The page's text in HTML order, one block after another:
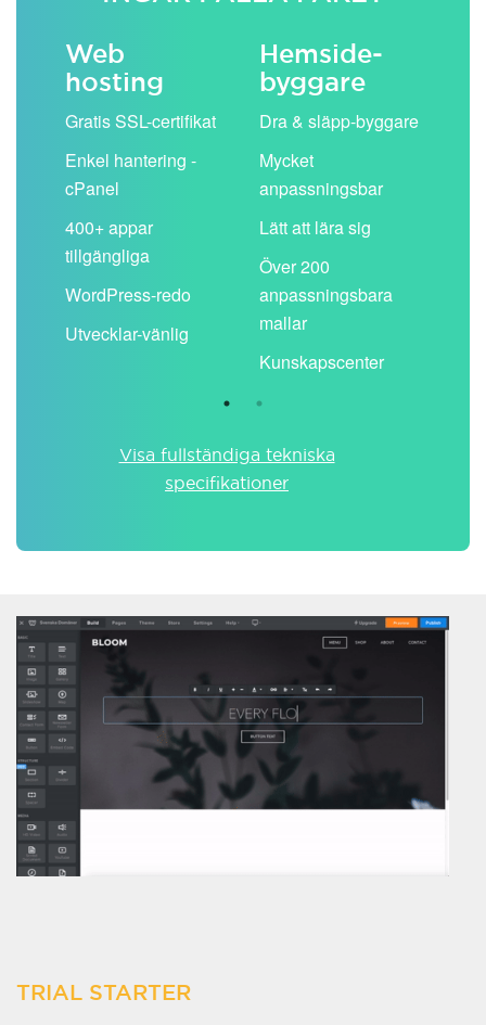
Web
hosting
Gratis SSL-certifikat
Enkel hantering -
cPanel
400+ appar
tillgängliga
WordPress-redo
Utvecklar-vänlig
Hemside­
byggare
Dra & släpp-byggare
Mycket
anpassningsbar
Lätt att lära sig
Över 200
anpassningsbara
mallar
Kunskapscenter
Visa fullständiga tekniska
specifikationer
TRIAL STARTER